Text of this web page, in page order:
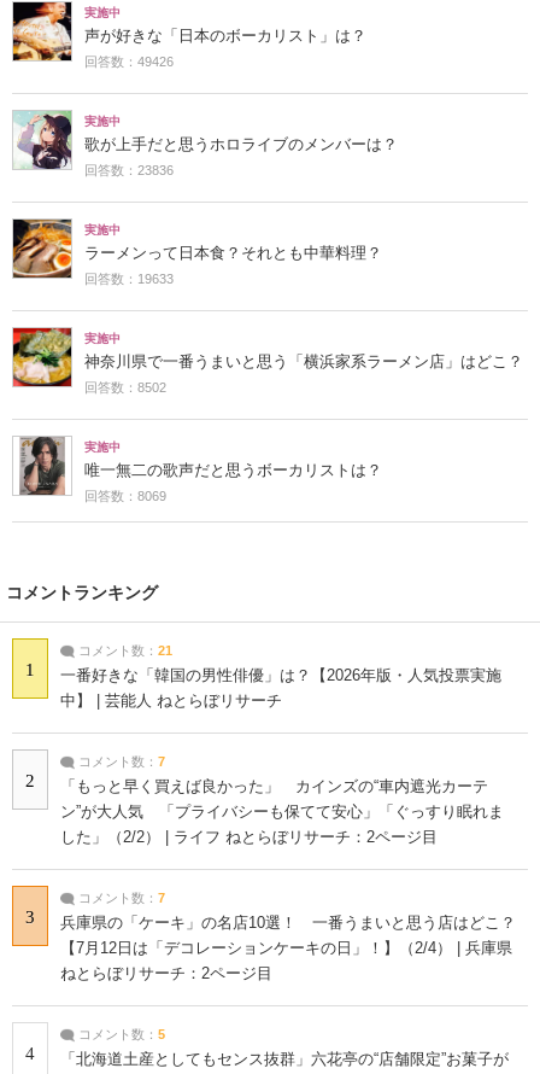
実施中
声が好きな「日本のボーカリスト」は？
回答数：49426
実施中
歌が上手だと思うホロライブのメンバーは？
回答数：23836
実施中
ラーメンって日本食？それとも中華料理？
回答数：19633
実施中
神奈川県で一番うまいと思う「横浜家系ラーメン店」はどこ？
回答数：8502
実施中
唯一無二の歌声だと思うボーカリストは？
回答数：8069
コメントランキング
1
コメント数： 21
一番好きな「韓国の男性俳優」は？【2026年版・人気投票実施
中】 | 芸能人 ねとらぼリサーチ
2
コメント数： 7
「もっと早く買えば良かった」 カインズの“車内遮光カーテ
ン”が大人気 「プライバシーも保てて安心」「ぐっすり眠れま
した」（2/2） | ライフ ねとらぼリサーチ：2ページ目
3
コメント数： 7
兵庫県の「ケーキ」の名店10選！ 一番うまいと思う店はどこ？
【7月12日は「デコレーションケーキの日」！】（2/4） | 兵庫県
ねとらぼリサーチ：2ページ目
4
コメント数： 5
「北海道土産としてもセンス抜群」六花亭の“店舗限定”お菓子が